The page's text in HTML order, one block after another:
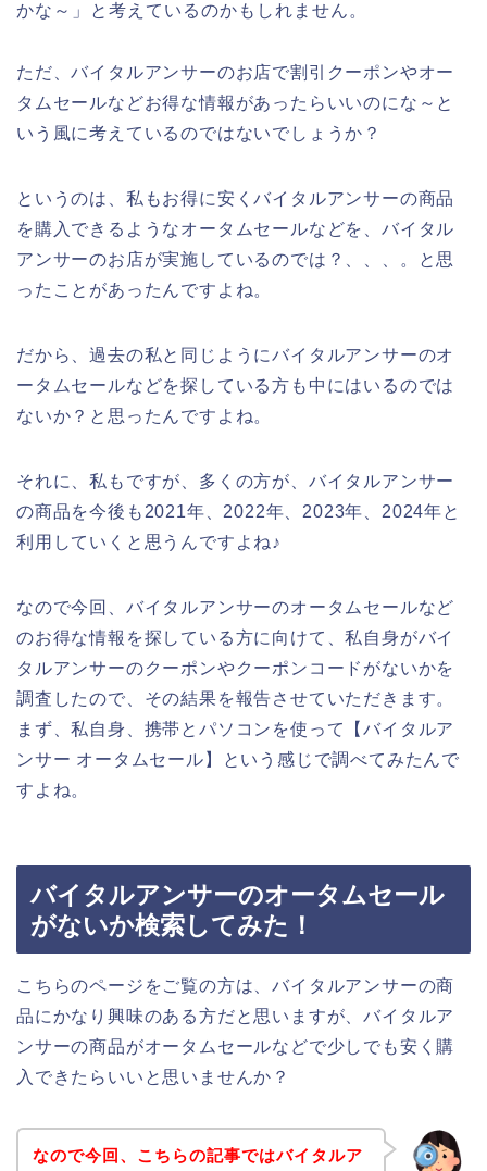
かな～」と考えているのかもしれません。
ただ、バイタルアンサーのお店で割引クーポンやオー
タムセールなどお得な情報があったらいいのにな～と
いう風に考えているのではないでしょうか？
というのは、私もお得に安くバイタルアンサーの商品
を購入できるようなオータムセールなどを、バイタル
アンサーのお店が実施しているのでは？、、、。と思
ったことがあったんですよね。
だから、過去の私と同じようにバイタルアンサーのオ
ータムセールなどを探している方も中にはいるのでは
ないか？と思ったんですよね。
それに、私もですが、多くの方が、バイタルアンサー
の商品を今後も2021年、2022年、2023年、2024年と
利用していくと思うんですよね♪
なので今回、バイタルアンサーのオータムセールなど
のお得な情報を探している方に向けて、私自身がバイ
タルアンサーのクーポンやクーポンコードがないかを
調査したので、その結果を報告させていただきます。
まず、私自身、携帯とパソコンを使って【バイタルア
ンサー オータムセール】という感じで調べてみたんで
すよね。
バイタルアンサーのオータムセール
がないか検索してみた！
こちらのページをご覧の方は、バイタルアンサーの商
品にかなり興味のある方だと思いますが、バイタルア
ンサーの商品がオータムセールなどで少しでも安く購
入できたらいいと思いませんか？
なので今回、こちらの記事ではバイタルア